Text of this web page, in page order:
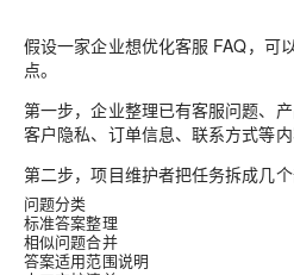
假设一家企业想优化客服 FAQ，可
点。
第一步，企业整理已有客服问题、
客户隐私、订单信息、联系方式等内
第二步，项目维护者把任务拆成几个
问题分类
标准答案整理
相似问题合并
答案适用范围说明